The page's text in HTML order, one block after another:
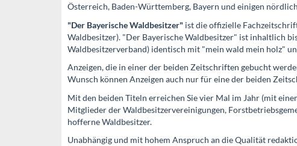
Österreich, Baden-Württemberg, Bayern und einigen
"Der Bayerische Waldbesitzer" ist die offizielle
Waldbesitzer). "Der Bayerische Waldbesitzer" ist inhaltlich
Waldbesitzerverband) identisch mit "mein wald mein holz"
Anzeigen, die in einer der beiden Zeitschriften gebucht
Wunsch können Anzeigen auch nur für eine der beiden
Mit den beiden Titeln erreichen Sie vier Mal im Jahr (mit
Mitglieder der Waldbesitzervereinigungen,
hofferne Waldbesitzer.
Unabhängig und mit hohem Anspruch an die Qualität